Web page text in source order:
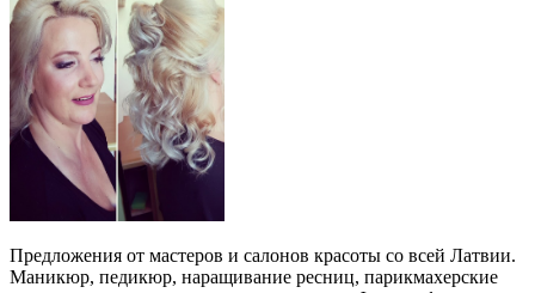
Предложения от мастеров и салонов красоты со всей Латвии.
Маникюр, педикюр, наращивание ресниц, парикмахерские